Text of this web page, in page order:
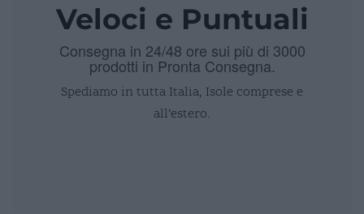
Veloci e Puntuali
Consegna in 24/48 ore sui più di 3000
prodotti in Pronta Consegna.
Spediamo in tutta Italia, Isole comprese e
all’estero.